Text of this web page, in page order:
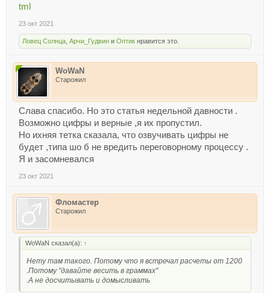
tml
23 окт 2021
Ловец Солнца Арчи_Гудвин и Оптик нравится это.
WoWaN
Старожил
Слава спасибо. Но это статья недельной давности .
Возможно цифры и верные ,я их пропустил.
Но ихняя тетка сказала, что озвучивать цифры не
будет ,типа шо б не вредить переговорному процессу .
Я и засомневался
23 окт 2021
Фломастер
Старожил
WoWaN сказал(а): ↑
Нету там такого. Потому что я встречал расчеты от 1200
.Потому "давайте весить в граммах"
.А не досчитывать и домысливать